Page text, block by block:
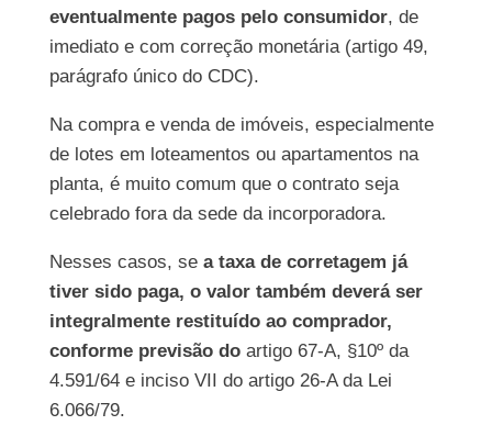
eventualmente pagos pelo consumidor, de
imediato e com correção monetária (artigo 49,
parágrafo único do CDC).
Na compra e venda de imóveis, especialmente
de lotes em loteamentos ou apartamentos na
planta, é muito comum que o contrato seja
celebrado fora da sede da incorporadora.
Nesses casos, se a taxa de corretagem já
tiver sido paga, o valor também deverá ser
integralmente restituído ao comprador,
conforme previsão do artigo 67-A, §10º da
4.591/64 e inciso VII do artigo 26-A da Lei
6.066/79.